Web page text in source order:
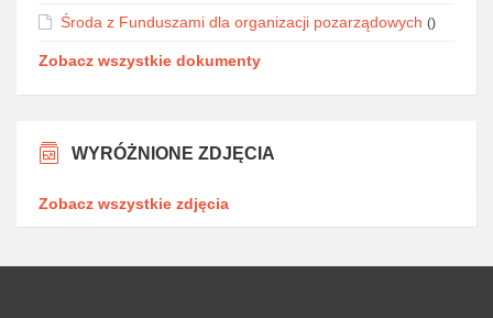
Środa z Funduszami dla organizacji pozarządowych ()
Zobacz wszystkie dokumenty
WYRÓŻNIONE ZDJĘCIA
Zobacz wszystkie zdjęcia